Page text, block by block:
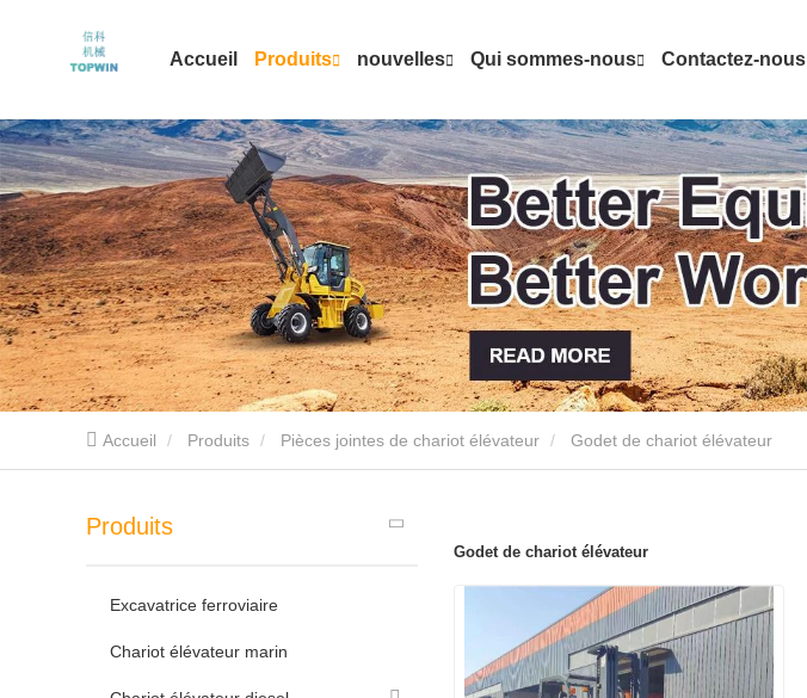
Accueil Produits nouvelles Qui sommes-nous Contactez-nous
Accueil Produits Pièces jointes de chariot élévateur Godet de chariot élévateur
Produits
Excavatrice ferroviaire
Chariot élévateur marin
Godet de chariot élévateur